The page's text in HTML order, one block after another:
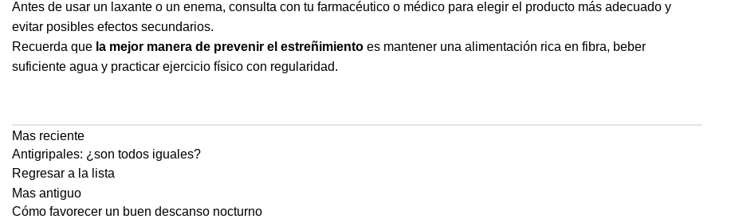
Antes de usar un laxante o un enema, consulta con tu farmacéutico o médico para elegir el producto más adecuado y
evitar posibles efectos secundarios.
Recuerda que la mejor manera de prevenir el estreñimiento es mantener una alimentación rica en fibra, beber
suficiente agua y practicar ejercicio físico con regularidad.
Mas reciente
Antigripales: ¿son todos iguales?
Regresar a la lista
Mas antiguo
Cómo favorecer un buen descanso nocturno